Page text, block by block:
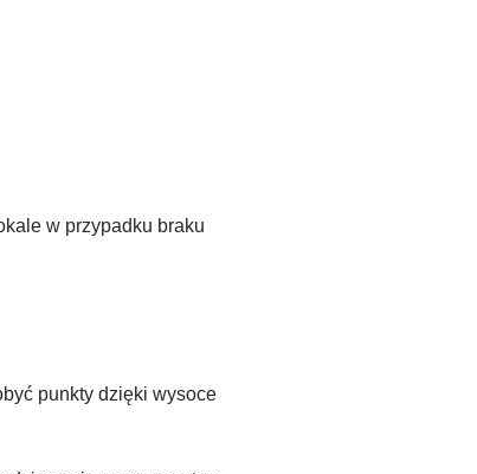
w przypadku braku
punkty dzięki wysoce